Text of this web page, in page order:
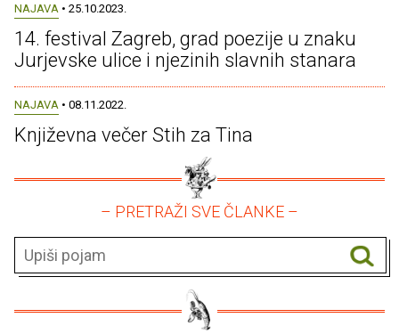
NAJAVA • 25.10.2023.
14. festival Zagreb, grad poezije u znaku
Jurjevske ulice i njezinih slavnih stanara
NAJAVA • 08.11.2022.
Književna večer Stih za Tina
– PRETRAŽI SVE ČLANKE –